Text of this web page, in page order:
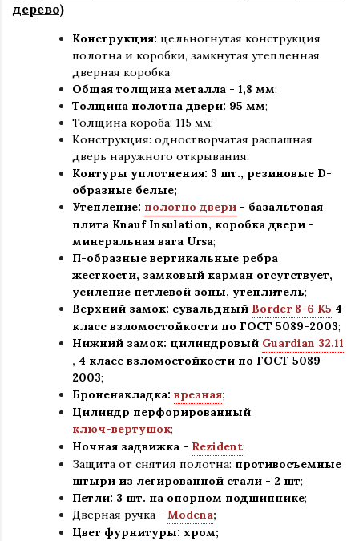
дерево)
Конструкция: цельногнутая конструкция
полотна и коробки, замкнутая утепленная
дверная коробка
Общая толщина металла - 1,8 мм;
Толщина полотна двери: 95 мм;
Толщина короба: 115 мм;
Конструкция: одностворчатая распашная
дверь наружного открывания;
Контуры уплотнения: 3 шт., резиновые D-
образные белые;
Утепление: полотно двери - базальтовая
плита Knauf Insulation, коробка двери -
минеральная вата Ursa;
П-образные вертикальные ребра
жесткости, замковый карман отсутствует,
усиление петлевой зоны, утеплитель;
Верхний замок: сувальдный Border 8-6 K5 4
класс взломостойкости по ГОСТ 5089-2003;
Нижний замок: цилиндровый Guardian 32.11
, 4 класс взломостойкости по ГОСТ 5089-
2003;
Броненакладка: врезная;
Цилиндр перфорированный
ключ-вертушок;
Ночная задвижка - Rezident;
Защита от снятия полотна: противосъемные
штыри из легированной стали - 2 шт;
Петли: 3 шт. на опорном подшипнике;
Дверная ручка - Modena;
Цвет фурнитуры: хром;